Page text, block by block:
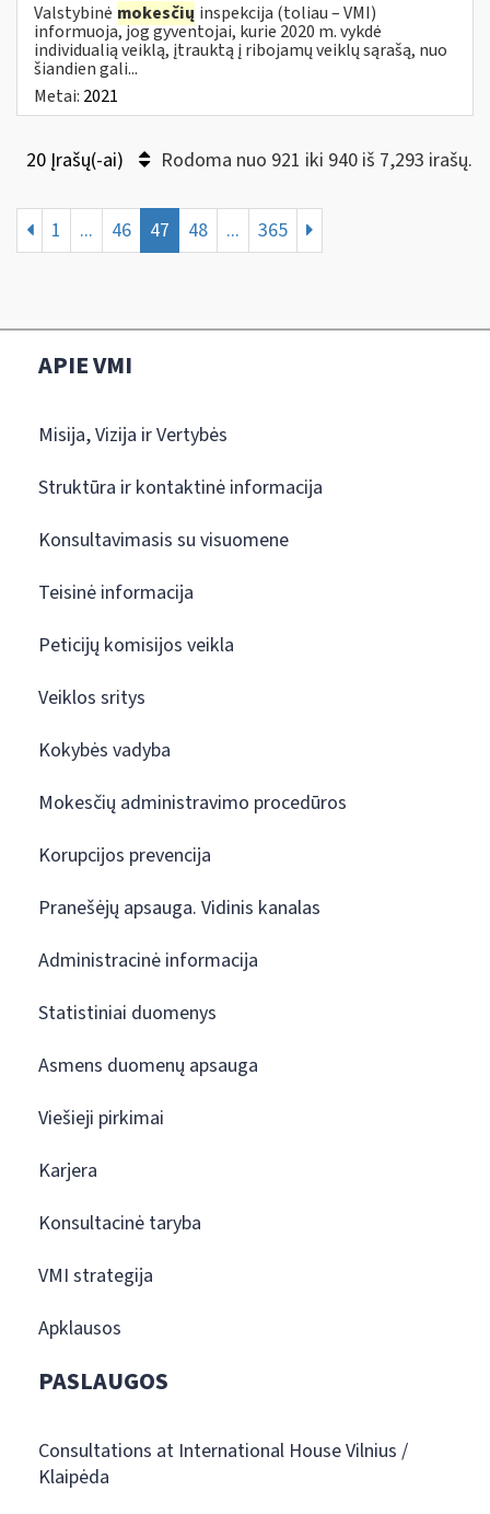
Valstybinė mokesčių inspekcija (toliau – VMI)
informuoja, jog gyventojai, kurie 2020 m. vykdė
individualią veiklą, įtrauktą į ribojamų veiklų sąrašą, nuo
šiandien gali...
Metai: 2021
20 Įrašų(-ai) Rodoma nuo 921 iki 940 iš 7,293 irašų.
1 ... 46 47 48 ... 365
APIE VMI
Misija, Vizija ir Vertybės
Struktūra ir kontaktinė informacija
Konsultavimasis su visuomene
Teisinė informacija
Peticijų komisijos veikla
Veiklos sritys
Kokybės vadyba
Mokesčių administravimo procedūros
Korupcijos prevencija
Pranešėjų apsauga. Vidinis kanalas
Administracinė informacija
Statistiniai duomenys
Asmens duomenų apsauga
Viešieji pirkimai
Karjera
Konsultacinė taryba
VMI strategija
Apklausos
PASLAUGOS
Consultations at International House Vilnius /
Klaipėda